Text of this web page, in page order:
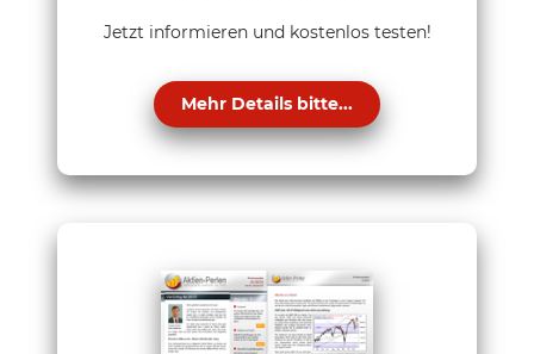
Jetzt informieren und kostenlos testen!
Mehr Details bitte...